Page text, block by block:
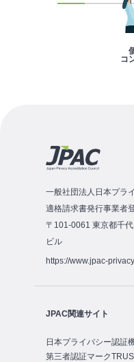
コ
一般社団法人日本プラ
適格請求書発行事業者
〒101-0061 東京都千
ビル
https://www.jpac-
JPAC関連サイト
日本プライバシー認証
第三者認証マーク